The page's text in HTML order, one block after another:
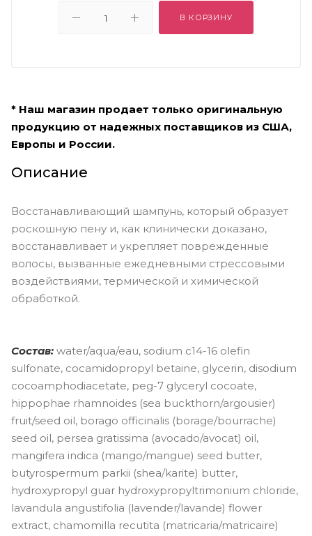
В КОРЗИНУ
* Наш магазин продает только оригинальную
продукцию от надежных поставщиков из США,
Европы и России.
Описание
Восстанавливающий шампунь, который образует
роскошную пену и, как клинически доказано,
восстанавливает и укрепляет поврежденные
волосы, вызванные ежедневными стрессовыми
воздействиями, термической и химической
обработкой.
Состав: water/aqua/eau, sodium c14-16 olefin
sulfonate, cocamidopropyl betaine, glycerin, disodium
cocoamphodiacetate, peg-7 glyceryl cocoate,
hippophae rhamnoides (sea buckthorn/argousier)
fruit/seed oil, borago officinalis (borage/bourrache)
seed oil, persea gratissima (avocado/avocat) oil,
mangifera indica (mango/mangue) seed butter,
butyrospermum parkii (shea/karite) butter,
hydroxypropyl guar hydroxypropyltrimonium chloride,
lavandula angustifolia (lavender/lavande) flower
extract, chamomilla recutita (matricaria/matricaire)